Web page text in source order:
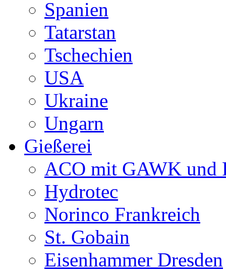
Spanien
Tatarstan
Tschechien
USA
Ukraine
Ungarn
Gießerei
ACO mit GAWK und
Hydrotec
Norinco Frankreich
St. Gobain
Eisenhammer Dresden